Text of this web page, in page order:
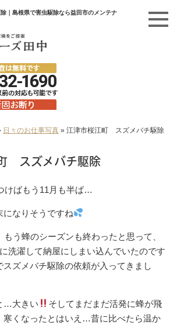
｜島根県で害虫駆除なら益田市のメンテナ
日々のお仕事写真 » 江津市桜江町 スズメバチ駆除
スズメバチ駆除
けばもう11月も半ば…
になりそうですね
う蜂のシーズンも終わったと思って、
洗濯して納屋にしまい込んでいたのです
スズメバチ駆除の依頼が入ってきまし
…大きい
そしてまだまだ活発に蜂が飛
寒くなったとはいえ…昔に比べたら温か